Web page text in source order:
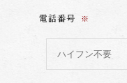
電話番号 ※